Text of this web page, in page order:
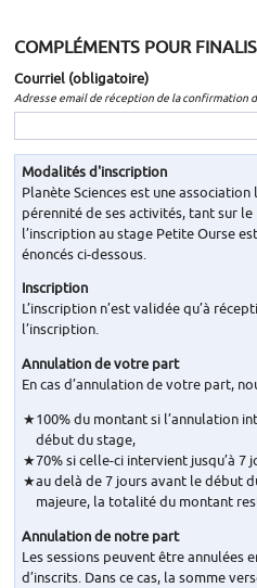
COMPLÉMENTS POUR
Courriel (obligatoire)
Adresse email de réception de la confirmation
Modalités d'inscription
Planète Sciences est une association
pérennité de ses activités, tant sur
l’inscription au stage Petite Ourse
énoncés ci-dessous.
Inscription
L’inscription n’est validée qu’à
l’inscription.
Annulation de votre part
En cas d’annulation de votre part,
100% du montant si l’annulation
début du stage,
70% si celle-ci intervient jusqu’à
au delà de 7 jours avant le début
majeure, la totalité du montant
Annulation de notre part
Les sessions peuvent être annulées
d’inscrits. Dans ce cas, la somme